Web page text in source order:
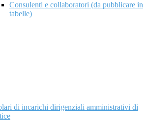
Consulenti e collaboratori (da pubblicare in
tabelle)
di incarichi dirigenziali amministrativi di